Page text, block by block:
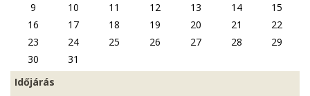
9
10 11 12 13 14
15
16
17 18 19 20 21
22
23
24 25 26 27 28
29
30
31
Időjárás